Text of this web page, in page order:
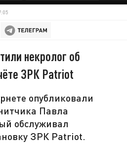
некролог об
ЗРК Patriot
опубликовали
Павла
обслуживал
ЗРК Patriot.